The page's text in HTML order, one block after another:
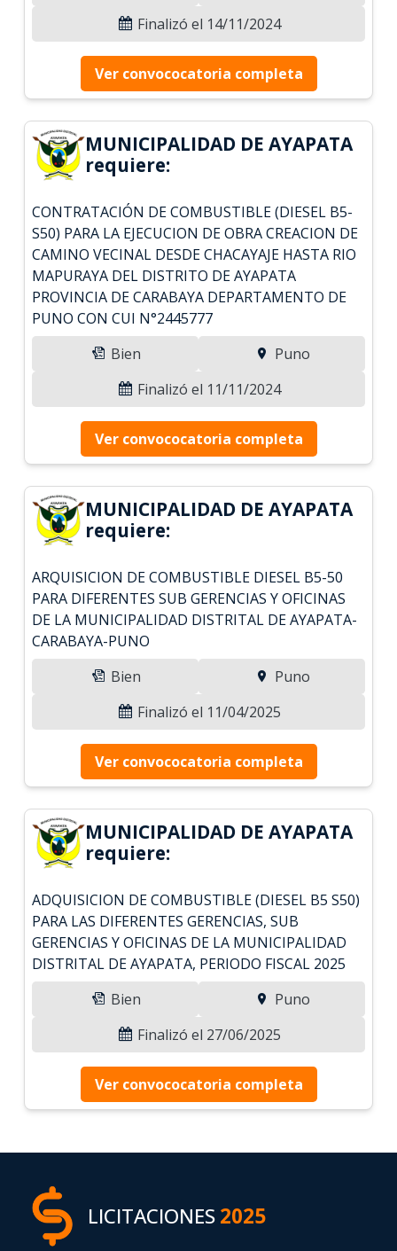
Finalizó el 14/11/2024
Ver convococatoria completa
MUNICIPALIDAD DE AYAPATA
requiere:
CONTRATACIÓN DE COMBUSTIBLE (DIESEL B5-
S50) PARA LA EJECUCION DE OBRA CREACION DE
CAMINO VECINAL DESDE CHACAYAJE HASTA RIO
MAPURAYA DEL DISTRITO DE AYAPATA
PROVINCIA DE CARABAYA DEPARTAMENTO DE
PUNO CON CUI N°2445777
Bien
Puno
Finalizó el 11/11/2024
Ver convococatoria completa
MUNICIPALIDAD DE AYAPATA
requiere:
ARQUISICION DE COMBUSTIBLE DIESEL B5-50
PARA DIFERENTES SUB GERENCIAS Y OFICINAS
DE LA MUNICIPALIDAD DISTRITAL DE AYAPATA-
CARABAYA-PUNO
Bien
Puno
Finalizó el 11/04/2025
Ver convococatoria completa
MUNICIPALIDAD DE AYAPATA
requiere:
ADQUISICION DE COMBUSTIBLE (DIESEL B5 S50)
PARA LAS DIFERENTES GERENCIAS, SUB
GERENCIAS Y OFICINAS DE LA MUNICIPALIDAD
DISTRITAL DE AYAPATA, PERIODO FISCAL 2025
Bien
Puno
Finalizó el 27/06/2025
Ver convococatoria completa
LICITACIONES2025